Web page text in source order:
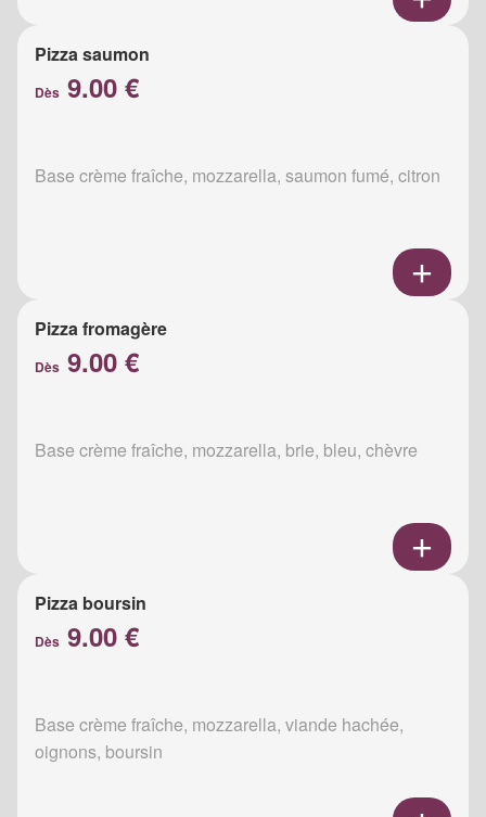
Pizza saumon
Dès 9.00 €
Base crème fraîche, mozzarella, saumon fumé, citron
Pizza fromagère
Dès 9.00 €
Base crème fraîche, mozzarella, brie, bleu, chèvre
Pizza boursin
Dès 9.00 €
Base crème fraîche, mozzarella, viande hachée,
oignons, boursin